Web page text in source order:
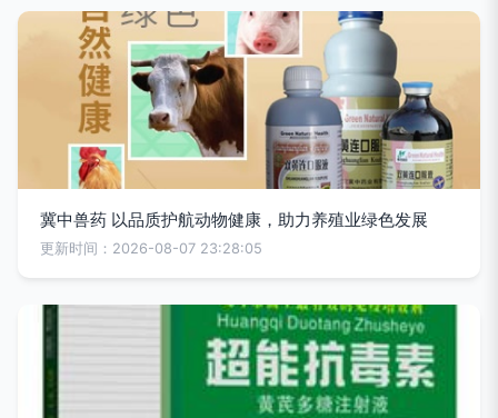
冀中兽药 以品质护航动物健康，助力养殖业绿色发展
更新时间：2026-08-07 23:28:05